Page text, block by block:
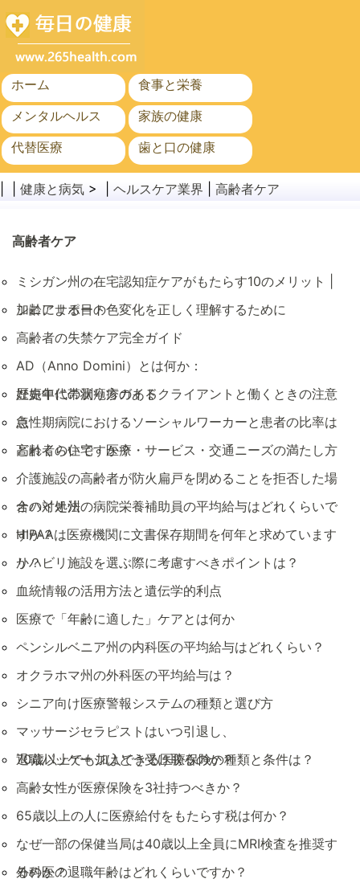
ホーム
食事と栄養
メンタルヘルス
家族の健康
代替医療
歯と口の健康
がん
健康と病気 > | ヘルスケア業界 高齢者ケア
高齢者ケア
ミシガン州の在宅認知症ケアがもたらす10のメリット |
シニアサポート
加齢による目の色変化を正しく理解するために
高齢者の失禁ケア完全ガイド
AD（Anno Domini）とは何か：
歴史年代の測り方ガイド
妊娠中に帯状疱疹のあるクライアントと働くときの注意
点
急性期病院におけるソーシャルワーカーと患者の比率は
どれくらいですか？
高齢者の住宅・医療・サービス・交通ニーズの満たし方
介護施設の高齢者が防火扁戸を閉めることを拒否した場
合の対処法
オハイオ州の病院栄養補助員の平均給与はどれくらいで
すか？
HIPAAは医療機関に文書保存期間を何年と求めています
か？
リハビリ施設を選ぶ際に考慮すべきポイントは？
血統情報の活用方法と遺伝学的利点
医療で「年齢に適した」ケアとは何か
ペンシルベニア州の内科医の平均給与はどれくらい？
オクラホマ州の外科医の平均給与は？
シニア向け医療警報システムの種類と選び方
マッサージセラピストはいつ引退し、
退職パッケージはどう受け取るのか？
70歳以上でも加入できる医療保険の種類と条件は？
高齢女性が医療保険を3社持つべきか？
65歳以上の人に医療給付をもたらす税は何か？
なぜ一部の保健当局は40歳以上全員にMRI検査を推奨す
るのか？
外科医の退職年齢はどれくらいですか？